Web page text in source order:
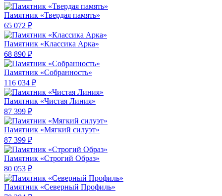
Памятник «Твердая память»
65 072 ₽
Памятник «Классика Арка»
68 890 ₽
Памятник «Собранность»
116 034 ₽
Памятник «Чистая Линия»
87 399 ₽
Памятник «Мягкий силуэт»
87 399 ₽
Памятник «Строгий Образ»
80 053 ₽
Памятник «Северный Профиль»